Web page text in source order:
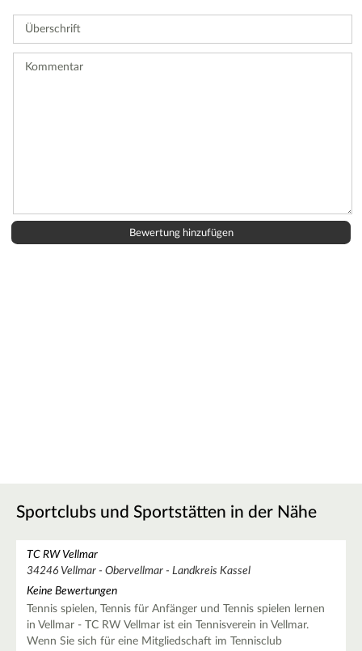
eine
Sportclubs und Sportstätten in der Nähe
TC RW Vellmar
34246 Vellmar - Obervellmar - Landkreis Kassel
Keine Bewertungen
Tennis spielen, Tennis für Anfänger und Tennis spielen lernen
in Vellmar - TC RW Vellmar ist ein Tennisverein in Vellmar.
Wenn Sie sich für eine Mitgliedschaft im Tennisclub